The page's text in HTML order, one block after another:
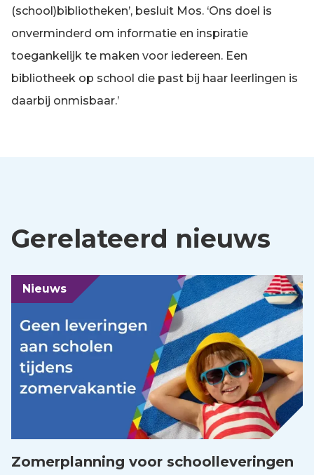
(school)bibliotheken’, besluit Mos. ‘Ons doel is
onverminderd om informatie en inspiratie
toegankelijk te maken voor iedereen. Een
bibliotheek op school die past bij haar leerlingen is
daarbij onmisbaar.’
Gerelateerd nieuws
Nieuws
Zomerplanning voor schoolleveringen